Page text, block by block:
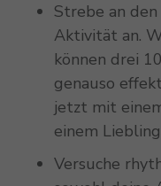
Strebe an
Aktivität an.
können drei
genauso
jetzt mit
einem
Versuche